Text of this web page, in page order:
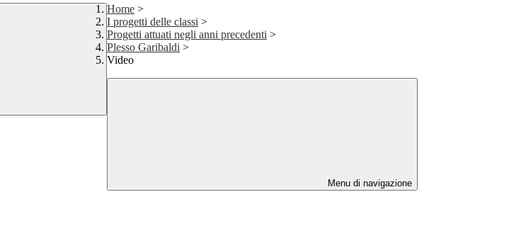
Home >
I progetti delle classi >
Progetti attuati negli anni precedenti >
Plesso Garibaldi >
Video
Menu di navigazione